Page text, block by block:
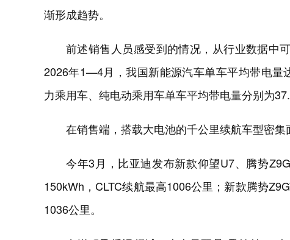
渐形成趋势。
前述销售人员感受到的情况，从行业数据中
2026年1—4月，我国新能源汽车单车平均带电量
力乘用车、纯电动乘用车单车平均带电量分别为
在销售端，搭载大电池的千公里续航车型密集
今年3月，比亚迪发布新款仰望U7、腾势
150kWh，CLTC续航最高1006公里；新款腾势
1036公里。